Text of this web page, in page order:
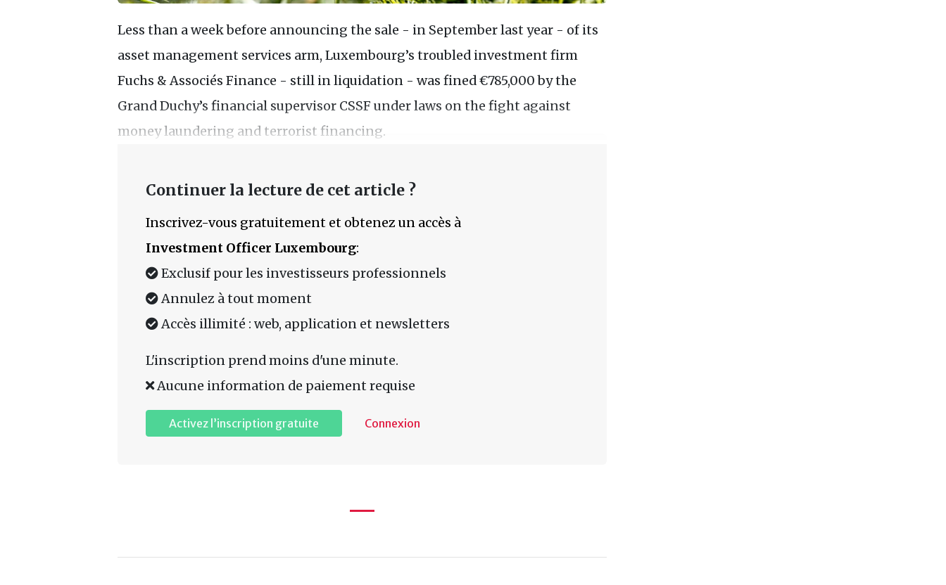
Less than a week before announcing the sale - in September last year - of its
asset management services arm, Luxembourg’s troubled investment firm
Fuchs & Associés Finance - still in liquidation - was fined €785,000 by the
Grand Duchy’s financial supervisor CSSF under laws on the fight against
money laundering and terrorist financing.
Continuer la lecture de cet article ?
Inscrivez-vous gratuitement et obtenez un accès à
Investment Officer Luxembourg:
Exclusif pour les investisseurs professionnels
Annulez à tout moment
Accès illimité : web, application et newsletters
L'inscription prend moins d'une minute.
Aucune information de paiement requise
Activez l’inscription gratuite Connexion